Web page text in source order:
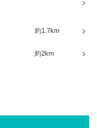
約1.7km
約2km